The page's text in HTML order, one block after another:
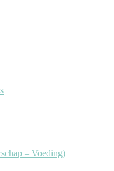
– Voeding)